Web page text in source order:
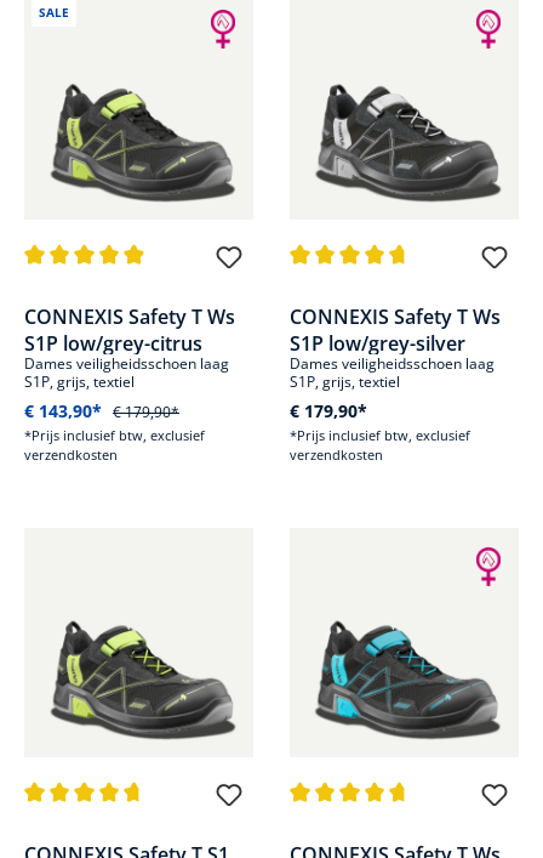
SALE
CONNEXIS Safety T Ws
S1P low/grey-citrus
Dames veiligheidsschoen laag
S1P, grijs, textiel
€ 143,90* € 179,90*
*Prijs inclusief btw, exclusief
verzendkosten
CONNEXIS Safety T Ws
S1P low/grey-silver
Dames veiligheidsschoen laag
S1P, grijs, textiel
€ 179,90*
*Prijs inclusief btw, exclusief
verzendkosten